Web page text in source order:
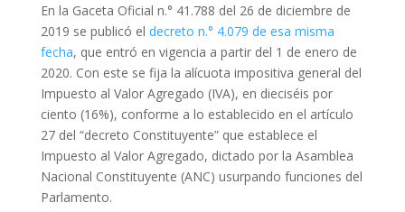
En la Gaceta Oficial n.° 41.788 del 26 de diciembre de
2019 se publicó el decreto n.° 4.079 de esa misma
fecha, que entró en vigencia a partir del 1 de enero de
2020. Con este se fija la alícuota impositiva general del
Impuesto al Valor Agregado (IVA), en dieciséis por
ciento (16%), conforme a lo establecido en el artículo
27 del “decreto Constituyente” que establece el
Impuesto al Valor Agregado, dictado por la Asamblea
Nacional Constituyente (ANC) usurpando funciones del
Parlamento.